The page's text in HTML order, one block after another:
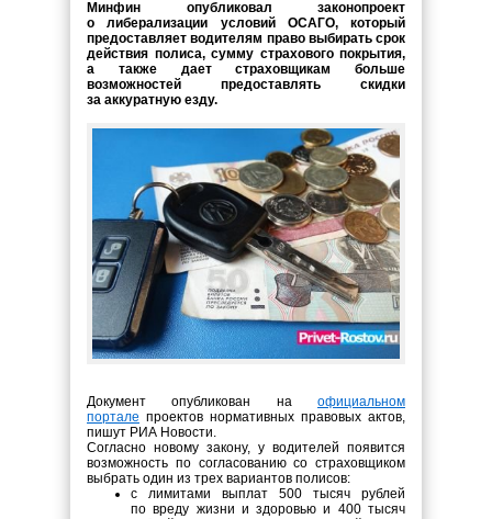
Минфин опубликовал законопроект
о либерализации условий ОСАГО, который
предоставляет водителям право выбирать срок
действия полиса, сумму страхового покрытия,
а также дает страховщикам больше
возможностей предоставлять скидки
за аккуратную езду.
Документ опубликован на официальном
портале проектов нормативных правовых актов,
пишут РИА Новости.
Согласно новому закону, у водителей появится
возможность по согласованию со страховщиком
выбрать один из трех вариантов полисов:
с лимитами выплат 500 тысяч рублей
по вреду жизни и здоровью и 400 тысяч